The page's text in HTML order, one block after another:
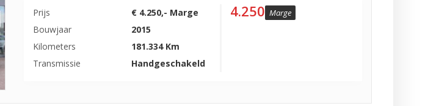
Prijs
€ 4.250,- Marge
Bouwjaar
2015
Kilometers
181.334 Km
Transmissie
Handgeschakeld
4.250 Marge